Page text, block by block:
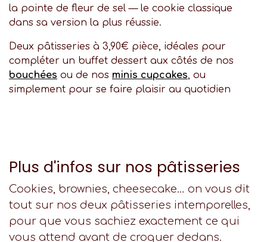
la pointe de fleur de sel — le cookie classique
dans sa version la plus réussie.
Deux pâtisseries à 3,90€ pièce, idéales pour
compléter un buffet dessert aux côtés de nos
bouchées ou de nos minis cupcakes, ou
simplement pour se faire plaisir au quotidien
Plus d'infos sur nos pâtisseries
Cookies, brownies, cheesecake… on vous dit
tout sur nos deux pâtisseries intemporelles,
pour que vous sachiez exactement ce qui
vous attend avant de croquer dedans.